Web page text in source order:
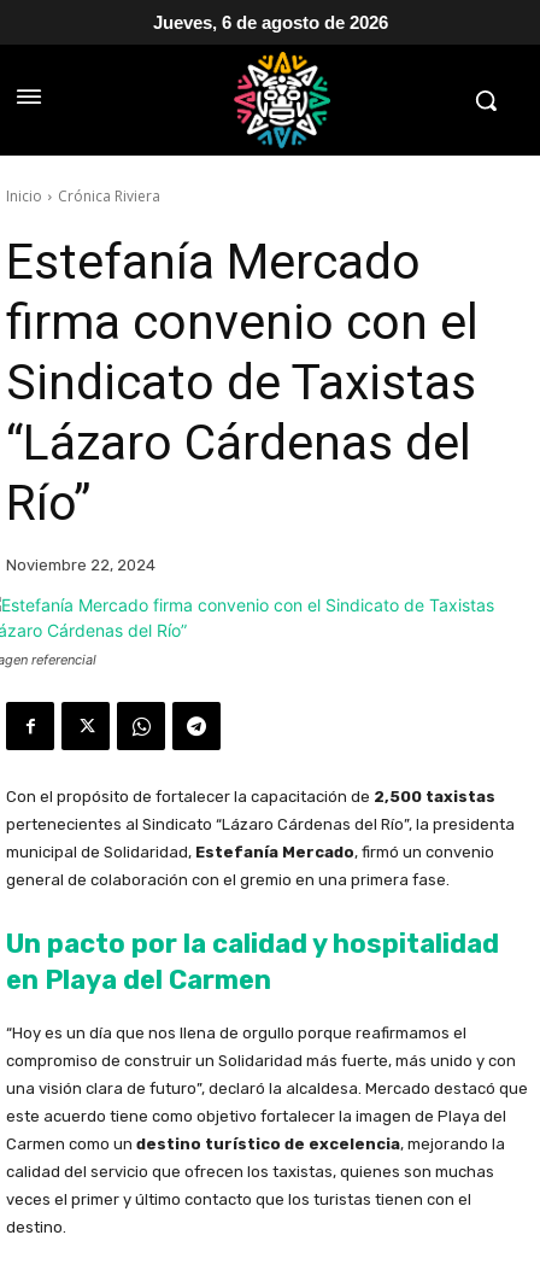
Jueves, 6 de agosto de 2026
Inicio Crónica Riviera
Estefanía Mercado
firma convenio con el
Sindicato de Taxistas
“Lázaro Cárdenas del
Río”
Noviembre 22, 2024
referencial
Con el propósito de fortalecer la capacitación de 2,500 taxistas
pertenecientes al Sindicato “Lázaro Cárdenas del Río”, la presidenta
municipal de Solidaridad, Estefanía Mercado, firmó un convenio
general de colaboración con el gremio en una primera fase.
Un pacto por la calidad y hospitalidad
en Playa del Carmen
“Hoy es un día que nos llena de orgullo porque reafirmamos el
compromiso de construir un Solidaridad más fuerte, más unido y con
una visión clara de futuro”, declaró la alcaldesa. Mercado destacó que
este acuerdo tiene como objetivo fortalecer la imagen de Playa del
Carmen como un destino turístico de excelencia, mejorando la
calidad del servicio que ofrecen los taxistas, quienes son muchas
veces el primer y último contacto que los turistas tienen con el
destino.